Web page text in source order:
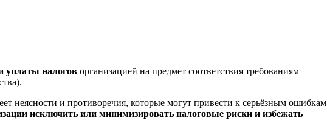
уплаты налогов организацией на предмет соответствия требованиям
неясности и противоречия, которые могут привести к серьёзным ошибкам
исключить или минимизировать налоговые риски и избежать